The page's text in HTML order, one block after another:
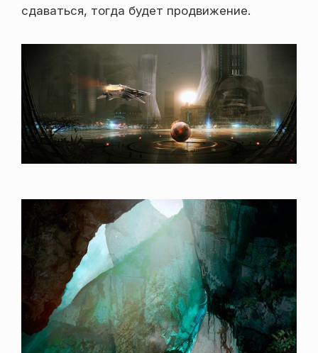
сдаваться, тогда будет продвижение.